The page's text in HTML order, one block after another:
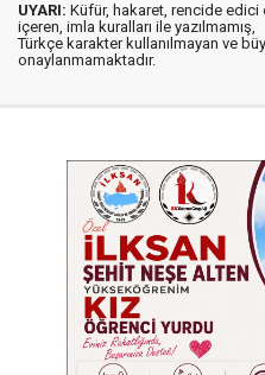
UYARI: Küfür, hakaret, rencide edici
içeren, imla kuralları ile yazılmamış,
Türkçe karakter kullanılmayan ve
onaylanmamaktadır.